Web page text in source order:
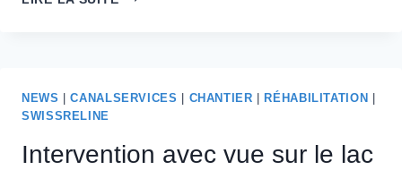
NEWS |CANALSERVICES CHANTIER RÉHABILITATION
SWISSRELINE
Intervention avec vue sur le lac